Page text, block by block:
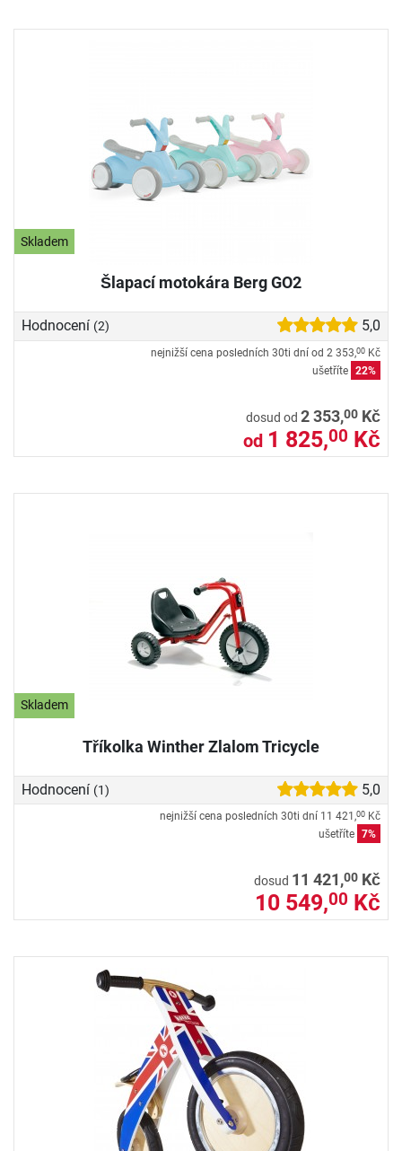
Skladem
Šlapací motokára Berg GO2
Hodnocení (2) 5,0
nejnižší cena posledních 30ti dní od 2 353,00 Kč
ušetříte 22%
dosud od 2 353,00 Kč
od 1 825,00 Kč
Skladem
Tříkolka Winther Zlalom Tricycle
Hodnocení (1) 5,0
nejnižší cena posledních 30ti dní 11 421,00 Kč
ušetříte 7%
dosud 11 421,00 Kč
10 549,00 Kč